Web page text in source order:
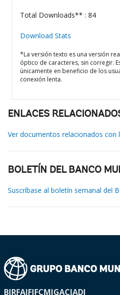
Total Downloads** : 84
Download Stats
*La versión texto es una versión
óptico de caracteres, sin corregir.
únicamente en beneficio de los
conexión lenta.
ENLACES
Ver documentos relacionados con
BOLETÍN DEL BANCO
Suscríbase al boletín semanal del
BIRFAIFIFCMIGACIADI